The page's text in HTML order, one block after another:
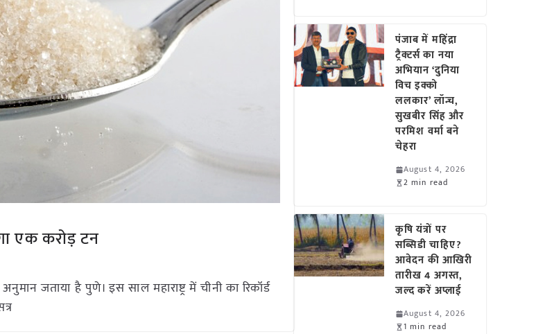
एक करोड़ टन
जताया है पुणे। इस साल महाराष्ट्र में चीनी का रिकॉर्ड
पंजाब में महिंद्रा
ट्रैक्टर्स का नया
अभियान ‘दुनिया
विच इक्को
ललकार’ लॉन्च,
सुखबीर सिंह और
परमिश वर्मा बने
चेहरा
August 4, 2026
2 min read
कृषि यंत्रों पर
सब्सिडी चाहिए?
आवेदन की आखिरी
तारीख 4 अगस्त,
जल्द करें अप्लाई
August 4, 2026
1 min read